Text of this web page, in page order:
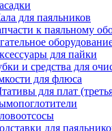
для паяльников
к паяльному
для пайки
и средства для
для флюса
для плат
для